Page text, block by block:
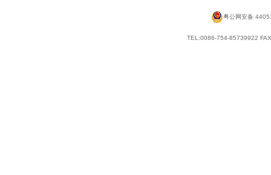
粤公网安备
TEL:0086-754-85739922